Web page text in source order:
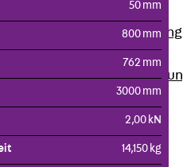
Anwendungsgebiete
Industrieanlagen
Bodengeführte
Rechenzentrum
Funktionserhalt
Dachflächen
50 mm
800 mm
762 mm
3000 mm
2,00 kN
14,150 kg